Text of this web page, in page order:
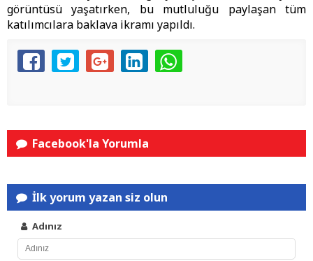
görüntüsü yaşatırken, bu mutluluğu paylaşan tüm
katılımcılara baklava ikramı yapıldı.
Facebook'la Yorumla
İlk yorum yazan siz olun
Adınız